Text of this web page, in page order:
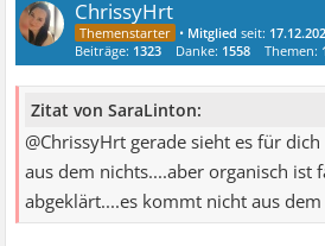
ChrissyHrt
• Mitglied seit:
Beiträge: 1323 Danke: 1558 Themen:
Zitat von SaraLinton:
@ChrissyHrt gerade sieht es für
aus dem nichts....aber organisch ist
abgeklärt....es kommt nicht aus dem